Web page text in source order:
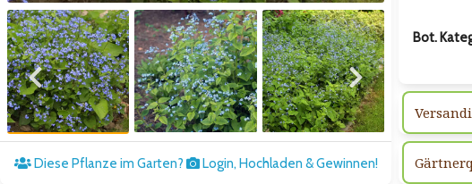
Zum vorigen Bild Zum nächsten Bild
Diese Pflanze im Garten? Login, Hochladen & Gewinnen!
Bot.